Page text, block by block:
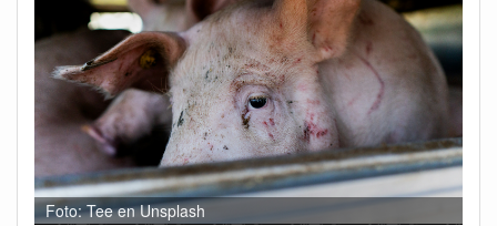
Foto: Tee en Unsplash